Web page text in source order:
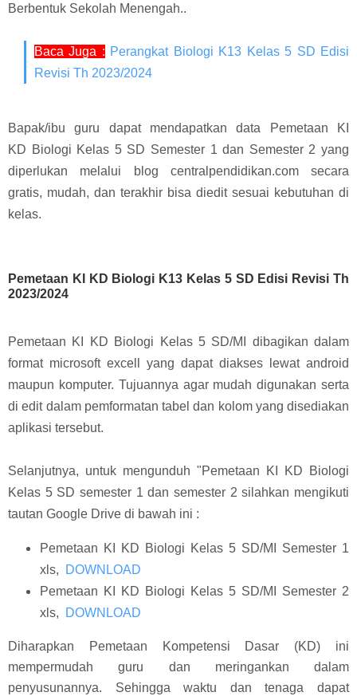
Berbentuk Sekolah Menengah..
Baca Juga : Perangkat Biologi K13 Kelas 5 SD Edisi
Revisi Th 2023/2024
Bapak/ibu guru dapat mendapatkan data
Pemetaan KI
KD Biologi Kelas 5 SD Semester 1 dan Semester 2yang
diperlukan melalui blog centralpendidikan.com secara
gratis, mudah, dan terakhir bisa diedit sesuai kebutuhan di
kelas.
Pemetaan KI KD Biologi K13 Kelas 5 SD Edisi Revisi Th
2023/2024
Pemetaan KI KD Biologi
Kelas 5 SD/MI dibagikan dalam
format microsoft excell yang dapat diakses lewat android
maupun komputer. Tujuannya agar mudah digunakan serta
di edit dalam pemformatan tabel dan kolom yang disediakan
aplikasi tersebut.
Selanjutnya, untuk mengunduh "Pemetaan KI KD Biologi
Kelas 5 SD semester 1 dan semester 2 silahkan mengikuti
tautan Google Drive di bawah ini :
Pemetaan KI KD Biologi Kelas 5 SD/MI Semester 1
xls,
DOWNLOAD
Pemetaan KI KD Biologi Kelas 5 SD/MI Semester 2
xls,
DOWNLOAD
Diharapkan Pemetaan Kompetensi Dasar (KD) ini
mempermudah guru dan meringankan dalam
penyusunannya. Sehingga waktu dan tenaga dapat